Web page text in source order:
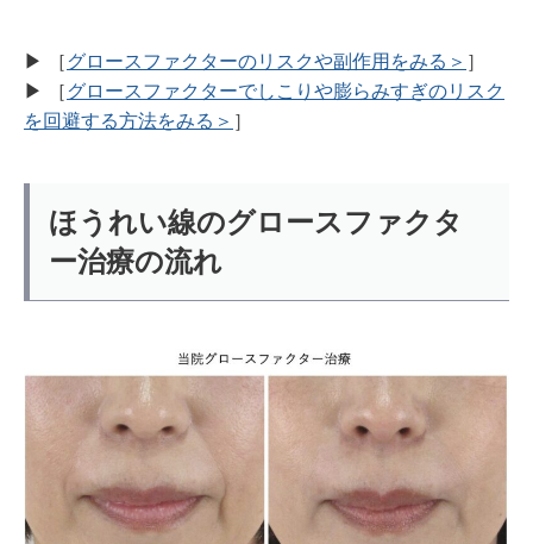
▶︎ ［グロースファクターのリスクや副作用をみる＞ ］
▶︎ ［グロースファクターでしこりや膨らみすぎのリスク
を回避する方法をみる＞ ］
ほうれい線のグロースファクタ
ー治療の流れ